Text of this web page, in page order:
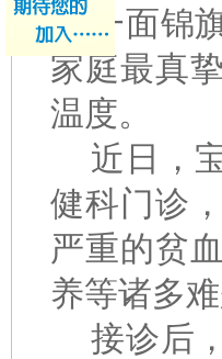
一面锦
家庭最真
温度。
近日，
健科门诊
严重的贫
养等诸多
接诊后